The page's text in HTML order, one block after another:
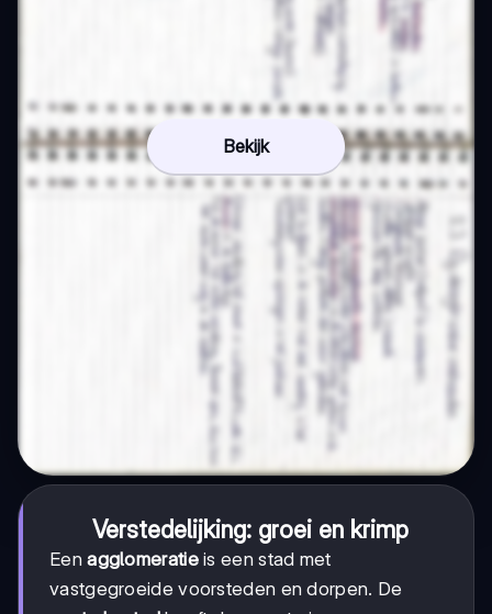
Bekijk
Verstedelijking: groei en krimp
Eenagglomeratieis een stad met
vastgegroeide voorsteden en dorpen. De